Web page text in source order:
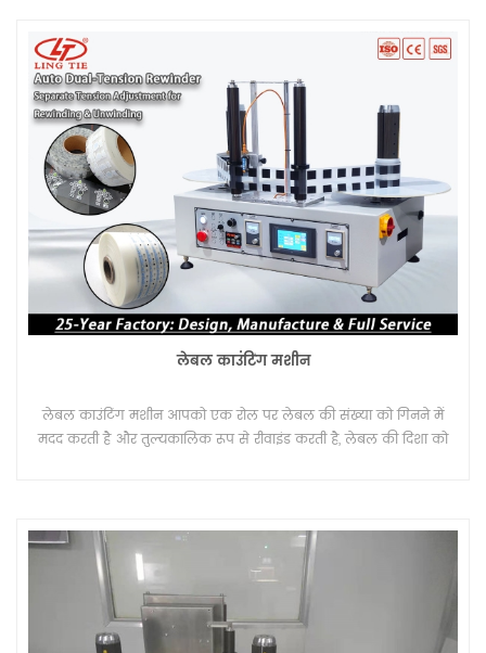
लेबल काउंटिंग मशीन
लेबल काउंटिंग मशीन आपको एक रोल पर लेबल की संख्या को गिनने में
मदद करती है और तुल्यकालिक रूप से रीवाइंड करती है, लेबल की दिशा को